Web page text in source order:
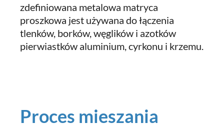
zdefiniowana metalowa matryca
proszkowa jest używana do łączenia
tlenków, borków, węglików i azotków
pierwiastków aluminium, cyrkonu i krzemu.
Proces mieszania